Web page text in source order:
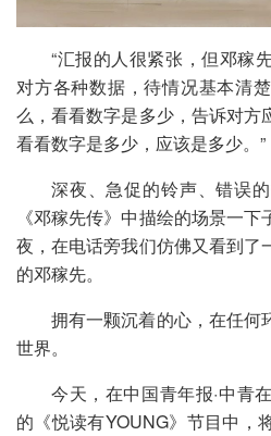
“汇报的人很紧张，但邓稼
对方各种数据，待情况基本清
么，看看数字是多少，告诉对方
看看数字是多少，应该是多少。”
深夜、急促的铃声、错误
《邓稼先传》中描绘的场景一
夜，在电话旁我们仿佛又看到了
的邓稼先。
拥有一颗沉着的心，在任何
世界。
今天，在中国青年报·中青
的《悦读有YOUNG》节目中，